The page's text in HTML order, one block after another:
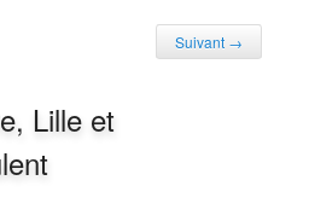
Suivant →
Lille et